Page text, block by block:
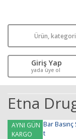
Giriş Yap
yada üye ol
Etna
AYNI GÜN
KARGO